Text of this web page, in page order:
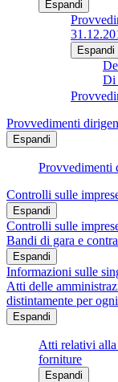
Espandi
Espandi
Di
Provvedimenti
Espandi
Provvedimenti
Controlli sulle
Espandi
Controlli sulle
Bandi di gara e
Espandi
Informazioni sulle
Atti delle
distintamente per
Espandi
Atti relativi alla
forniture
Espandi